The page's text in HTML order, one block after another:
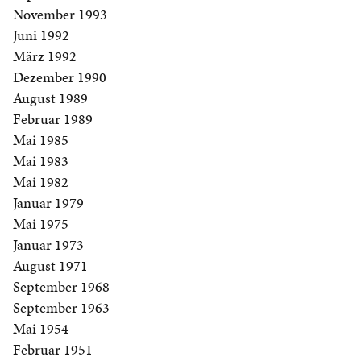
November 1993
Juni 1992
März 1992
Dezember 1990
August 1989
Februar 1989
Mai 1985
Mai 1983
Mai 1982
Januar 1979
Mai 1975
Januar 1973
August 1971
September 1968
September 1963
Mai 1954
Februar 1951